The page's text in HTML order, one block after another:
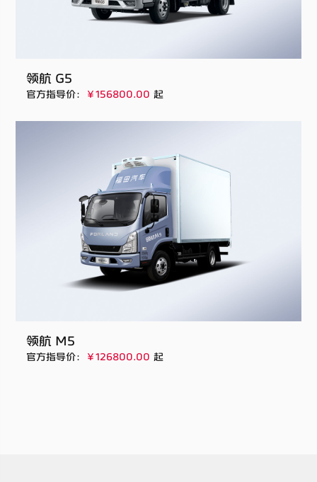
领航 G5
官方指导价： ￥156800.00 起
领航 M5
官方指导价： ￥126800.00 起